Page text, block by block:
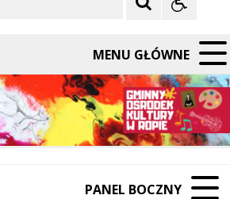
MENU GŁÓWNE
PANEL BOCZNY